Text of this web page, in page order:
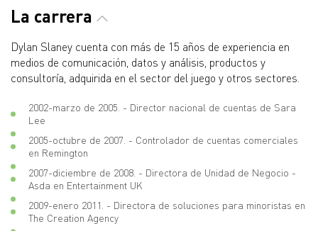
La carrera
Dylan Slaney cuenta con más de 15 años de experiencia en
medios de comunicación, datos y análisis, productos y
consultoría, adquirida en el sector del juego y otros sectores.
2002-marzo de 2005. - Director nacional de cuentas de Sara
Lee
2005-octubre de 2007. - Controlador de cuentas comerciales
en Remington
2007-diciembre de 2008. - Directora de Unidad de Negocio -
Asda en Entertainment UK
2009-enero 2011. - Directora de soluciones para minoristas en
The Creation Agency